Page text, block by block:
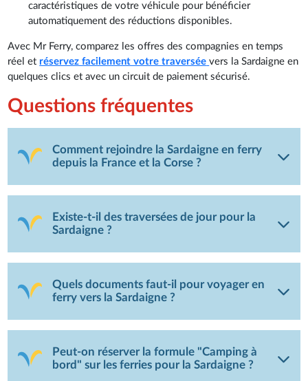
caractéristiques de votre véhicule pour bénéficier
automatiquement des réductions disponibles.
Avec Mr Ferry, comparez les offres des compagnies en temps
réel et réservez facilement votre traversée vers la Sardaigne en
quelques clics et avec un circuit de paiement sécurisé.
Questions fréquentes
Comment rejoindre la Sardaigne en ferry
depuis la France et la Corse ?
Existe-t-il des traversées de jour pour la
Sardaigne ?
Quels documents faut-il pour voyager en
ferry vers la Sardaigne ?
Peut-on réserver la formule "Camping à
bord" sur les ferries pour la Sardaigne ?